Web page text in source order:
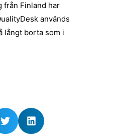
från Finland har
används
långt borta som i